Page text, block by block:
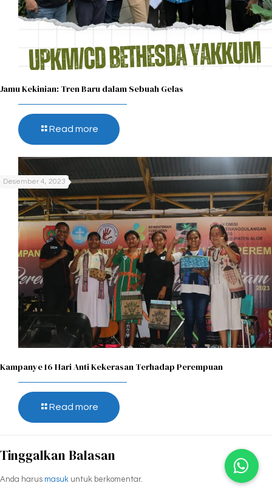
Jamu Kekinian: Tren Baru dalam Sebuah Gelas​
Read more
Desember 4, 2023
Kampanye 16 Hari Anti Kekerasan Terhadap Perempuan
Read more
Tinggalkan Balasan
Anda harus masuk untuk berkomentar.